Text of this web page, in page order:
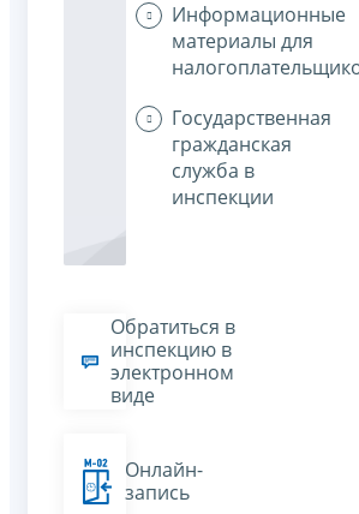
Информационные
материалы для
Государственная
гражданская
служба в
инспекции
Обратиться в
инспекцию в
электронном
виде
Онлайн-
запись